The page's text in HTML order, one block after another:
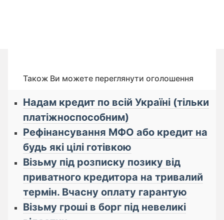
Також Ви можете переглянути оголошення
Надам кредит по всій Україні (тільки
платіжноспособним)
Рефінансування МФО або кредит на
будь які цілі готівкою
Візьму під розписку позику від
приватного кредитора на тривалий
термін. Вчасну оплату гарантую
Візьму гроші в борг під невеликі